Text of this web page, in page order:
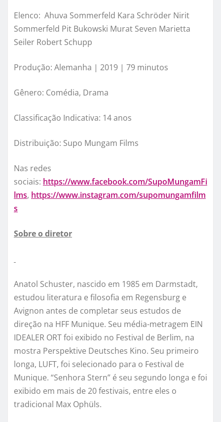
Elenco: Ahuva Sommerfeld Kara Schröder Nirit
Sommerfeld Pit Bukowski Murat Seven Marietta
Seiler Robert Schupp
Produção: Alemanha | 2019 | 79 minutos
Gênero: Comédia, Drama
Classificação Indicativa: 14 anos
Distribuição: Supo Mungam Films
Nas redes
sociais: https://www.facebook.com/SupoMungamFi
lms, https://www.instagram.com/supomungamfilm
s
Sobre o diretor
Anatol Schuster, nascido em 1985 em Darmstadt,
estudou literatura e filosofia em Regensburg e
Avignon antes de completar seus estudos de
direção na HFF Munique. Seu média-metragem EIN
IDEALER ORT foi exibido no Festival de Berlim, na
mostra Perspektive Deutsches Kino. Seu primeiro
longa, LUFT, foi selecionado para o Festival de
Munique. “Senhora Stern” é seu segundo longa e foi
exibido em mais de 20 festivais, entre eles o
tradicional Max Ophüls.